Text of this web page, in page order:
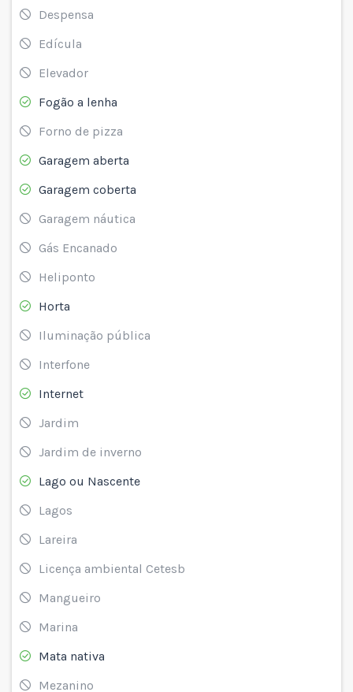
Despensa
Edícula
Elevador
Fogão a lenha
Forno de pizza
Garagem aberta
Garagem coberta
Garagem náutica
Gás Encanado
Heliponto
Horta
Iluminação pública
Interfone
Internet
Jardim
Jardim de inverno
Lago ou Nascente
Lagos
Lareira
Licença ambiental Cetesb
Mangueiro
Marina
Mata nativa
Mezanino